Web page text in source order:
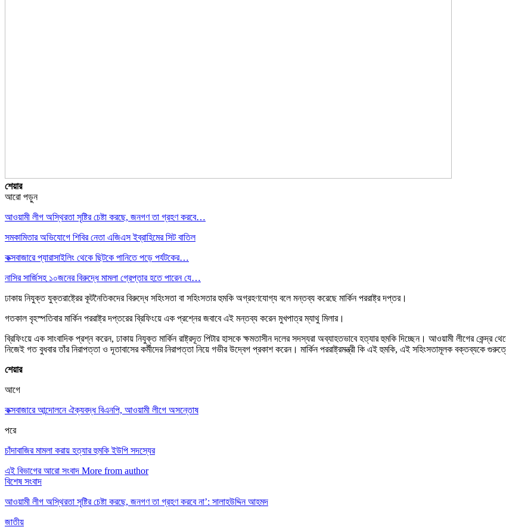
শেয়ার
আরো পড়ুন
আওয়ামী লীগ অস্থিরতা সৃষ্টির চেষ্টা করছে, জনগণ তা গ্রহণ করবে…
সমকামিতার অভিযোগে শিবির নেতা এজিএস ইব্রাহিমের সিট বাতিল
কক্সবাজারে প্যারাসাইলিং থেকে ছিটকে পানিতে পড়ে পর্যটকের…
নাসির সার্জিসহ ১০জনের বিরুদ্ধে মামলা গ্রেপ্তার হতে পারেন যে…
ঢাকায় নিযুক্ত যুক্তরাষ্ট্রের কূটনৈতিকদের বিরুদ্ধে সহিংসতা বা সহিংসতার হুমকি অগ্রহণযোগ্য বলে মন্তব্য করেছে মার্কিন পররাষ্ট্র দপ্তর।
গতকাল বৃহস্পতিবার মার্কিন পররাষ্ট্র দপ্তরের ব্রিফিংয়ে এক প্রশ্নের জবাবে এই মন্তব্য করেন মুখপাত্র ম্যাথু মিলার।
ব্রিফিংয়ে এক সাংবাদিক প্রশ্ন করেন, ঢাকায় নিযুক্ত মার্কিন রাষ্ট্রদূত পিটার হাসকে ক্ষমতাসীন দলের সদস্যরা অব্যাহতভাবে হত্যার হুমকি দিচ্ছেন। আওয়ামী লীগের কেন্দ্র
নিজেই গত বুধবার তাঁর নিরাপত্তা ও দূতাবাসের কর্মীদের নিরাপত্তা নিয়ে গভীর উদ্বেগ প্রকাশ করেন। মার্কিন পররাষ্ট্রমন্ত্রী কি এই হুমকি, এই সহিংসতামূলক বক্তব্যকে
শেয়ার
আগে
কক্সবাজারে আন্দোলনে ঐক্যবদ্ধ বিএনপি, আওয়ামী লীগে অসন্তোষ
পরে
চাঁদাবাজির মামলা করায় হত্যার হুমকি ইউপি সদস্যের
এই বিভাগের আরো সংবাদ More from author
বিশেষ সংবাদ
আওয়ামী লীগ অস্থিরতা সৃষ্টির চেষ্টা করছে, জনগণ তা গ্রহণ করবে না’: সালাহউদ্দিন আহমদ
জাতীয়